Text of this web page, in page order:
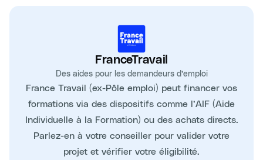
FranceTravail
Des aides pour les demandeurs d’emploi
France Travail (ex-Pôle emploi) peut financer vos
formations via des dispositifs comme l’AIF (Aide
Individuelle à la Formation) ou des achats directs.
Parlez-en à votre conseiller pour valider votre
projet et vérifier votre éligibilité.